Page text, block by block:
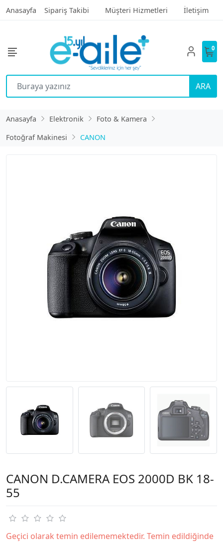
Anasayfa Sipariş Takibi Müşteri Hizmetleri İletişim
ARA
0
Anasayfa Elektronik
Foto & Kamera
Fotoğraf Makinesi
CANON
CANON D.CAMERA EOS 2000D BK 18-
55
Geçici olarak temin edilememektedir. Temin edildiğinde